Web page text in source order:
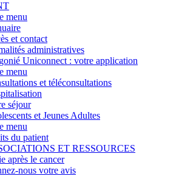
menu
et contact
administratives
Uniconnect : votre application
menu
et téléconsultations
séjour
et Jeunes Adultes
menu
du patient
ET RESSOURCES
après le cancer
nous votre avis